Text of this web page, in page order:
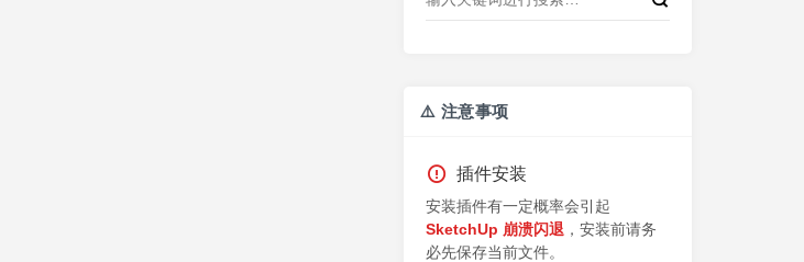
⚠️ 注意事项
插件安装
安装插件有一定概率会引起
SketchUp 崩溃闪退 ，安装前请务
必先保存当前文件。